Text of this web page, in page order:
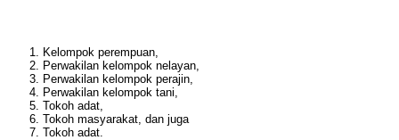
Kelompok perempuan,
Perwakilan kelompok nelayan,
Perwakilan kelompok perajin,
Perwakilan kelompok tani,
Tokoh adat,
Tokoh masyarakat, dan juga
Tokoh adat.